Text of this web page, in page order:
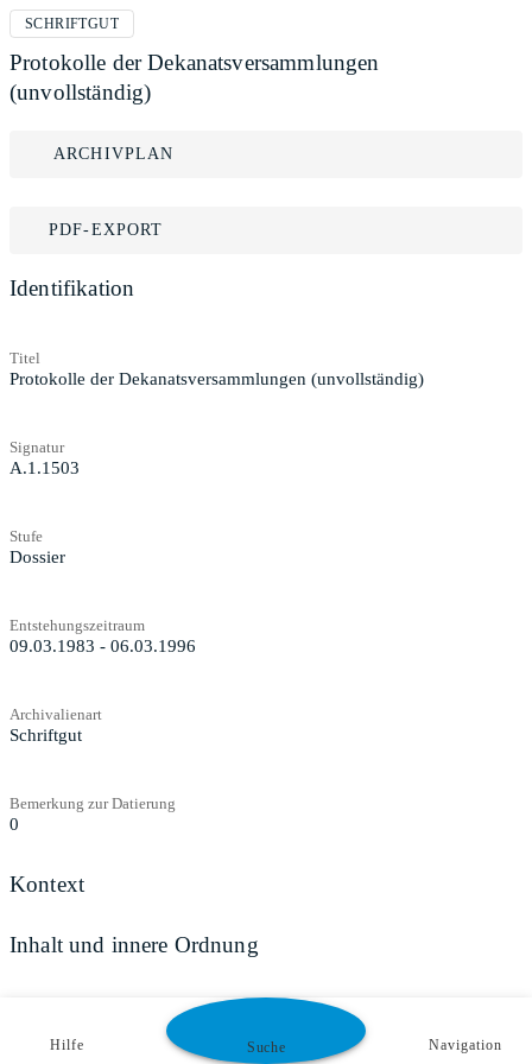
SCHRIFTGUT
Protokolle der Dekanatsversammlungen
(unvollständig)
ARCHIVPLAN
PDF-EXPORT
Identifikation
Titel
Protokolle der Dekanatsversammlungen (unvollständig)
Signatur
A.1.1503
Stufe
Dossier
Entstehungszeitraum
09.03.1983 - 06.03.1996
Archivalienart
Schriftgut
Bemerkung zur Datierung
0
Kontext
Inhalt und innere Ordnung
Zugangs- und Benutzungsbestimmungen
Hilfe Suche Navigation